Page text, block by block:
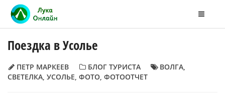
Поездка в Усолье
ПЕТР МАРКЕЕВ БЛОГ ТУРИСТА ВОЛГА,
СВЕТЕЛКА, УСОЛЬЕ, ФОТО, ФОТООТЧЕТ